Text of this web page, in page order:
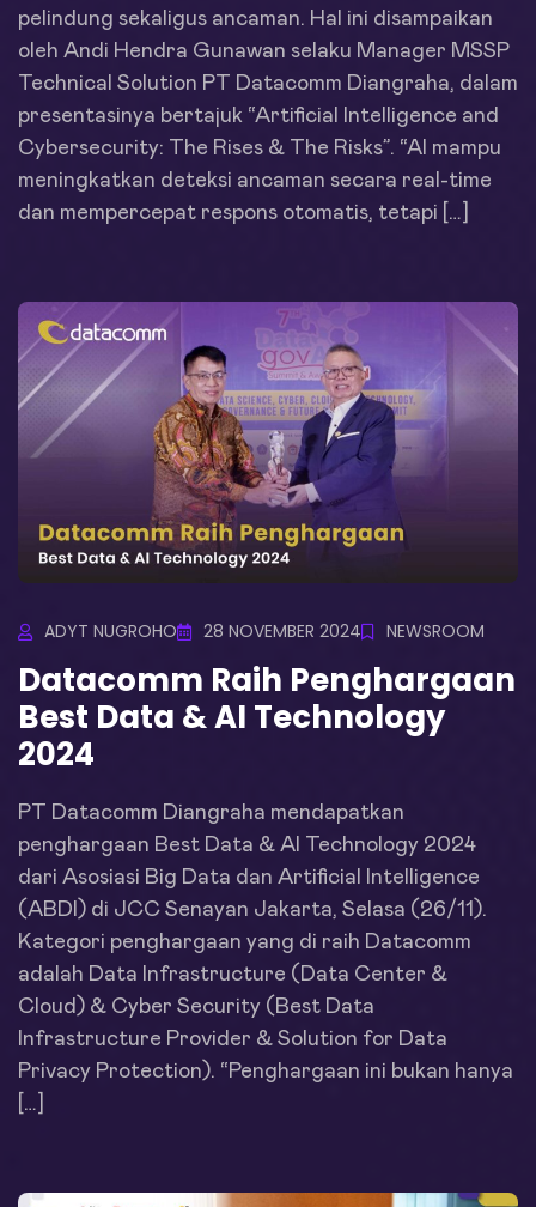
pelindung sekaligus ancaman. Hal ini disampaikan
oleh Andi Hendra Gunawan selaku Manager MSSP
Technical Solution PT Datacomm Diangraha, dalam
presentasinya bertajuk “Artificial Intelligence and
Cybersecurity: The Rises & The Risks”. “AI mampu
meningkatkan deteksi ancaman secara real-time
dan mempercepat respons otomatis, tetapi […]
ADYT NUGROHO 28 NOVEMBER 2024 NEWSROOM
Datacomm Raih Penghargaan
Best Data & AI Technology
2024
PT Datacomm Diangraha mendapatkan
penghargaan Best Data & AI Technology 2024
dari Asosiasi Big Data dan Artificial Intelligence
(ABDI) di JCC Senayan Jakarta, Selasa (26/11).
Kategori penghargaan yang di raih Datacomm
adalah Data Infrastructure (Data Center &
Cloud) & Cyber Security (Best Data
Infrastructure Provider & Solution for Data
Privacy Protection). “Penghargaan ini bukan hanya
[…]